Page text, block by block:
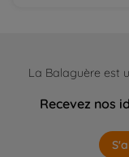
La Balaguère est
Recevez nos